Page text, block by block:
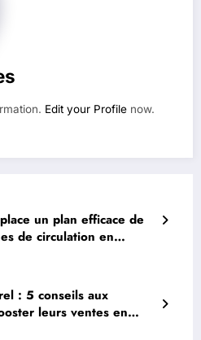
Edit your Profile now.
un plan efficace de
de circulation en
: 5 conseils aux
leurs ventes en